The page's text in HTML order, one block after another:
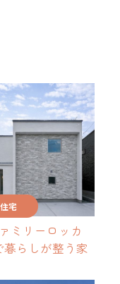
宅
ァミリーロッカ
暮らしが整う家